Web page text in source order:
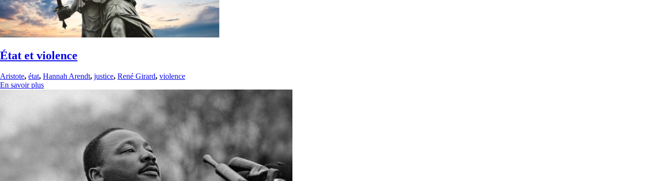
État et violence
Aristote, état, Hannah Arendt, justice, René Girard, violence
En savoir plus